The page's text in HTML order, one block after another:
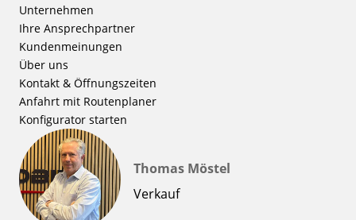
Unternehmen
Ihre Ansprechpartner
Kundenmeinungen
Über uns
Kontakt & Öffnungszeiten
Anfahrt mit Routenplaner
Konfigurator starten
Thomas Möstel
Verkauf